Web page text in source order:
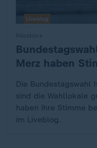
:
Merz haben
Die Bundestagswahl
sind die Wahllokale
haben ihre Stimme
im Liveblog.
Liveblog